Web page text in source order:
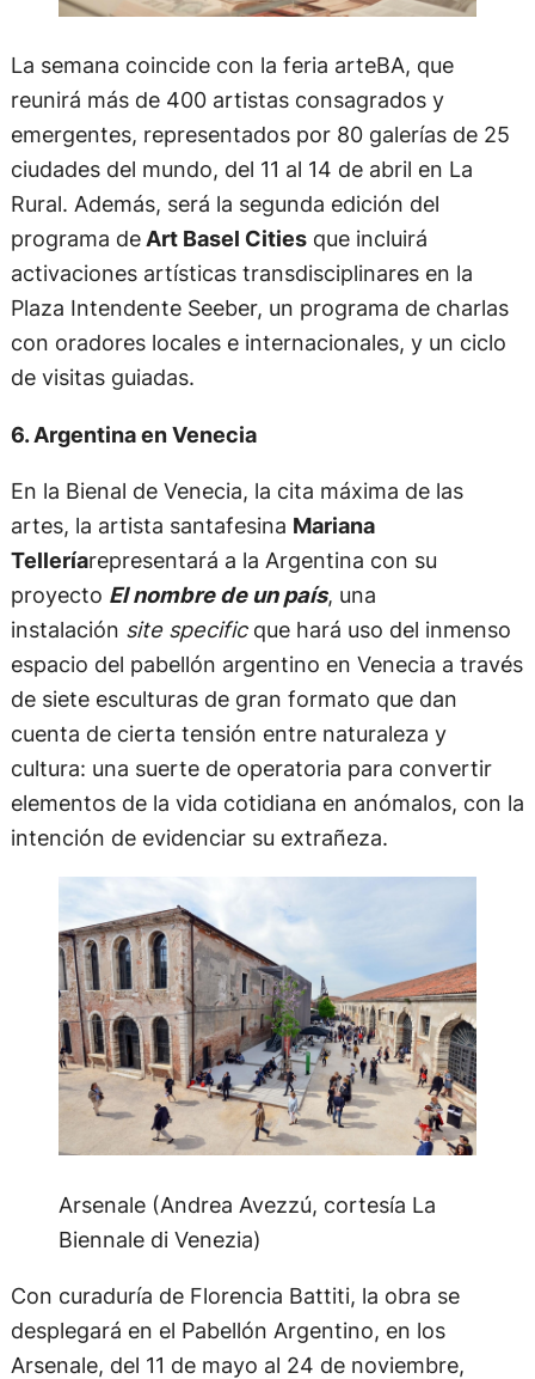
La semana coincide con la feria arteBA, que
reunirá más de 400 artistas consagrados y
emergentes, representados por 80 galerías de 25
ciudades del mundo, del 11 al 14 de abril en La
Rural. Además, será la segunda edición del
programa deArt Basel Citiesque incluirá
activaciones artísticas transdisciplinares en la
Plaza Intendente Seeber, un programa de charlas
con oradores locales e internacionales, y un ciclo
de visitas guiadas.
6. Argentina en Venecia
En la Bienal de Venecia, la cita máxima de las
artes, la artista santafesina Mariana
Telleríarepresentará a la Argentina con su
proyecto El nombre de un país, una
instalación site specificque hará uso del inmenso
espacio del pabellón argentino en Venecia a través
de siete esculturas de gran formato que dan
cuenta de cierta tensión entre naturaleza y
cultura: una suerte de operatoria para convertir
elementos de la vida cotidiana en anómalos, con la
intención de evidenciar su extrañeza.
Arsenale (Andrea Avezzú, cortesía La
Biennale di Venezia)
Con curaduría de Florencia Battiti, la obra se
desplegará en el Pabellón Argentino, en los
Arsenale, del 11 de mayo al 24 de noviembre,